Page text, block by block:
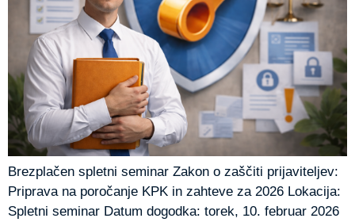
Brezplačen spletni seminar Zakon o zaščiti prijaviteljev:
Priprava na poročanje KPK in zahteve za 2026 Lokacija:
Spletni seminar Datum dogodka: torek, 10. februar 2026